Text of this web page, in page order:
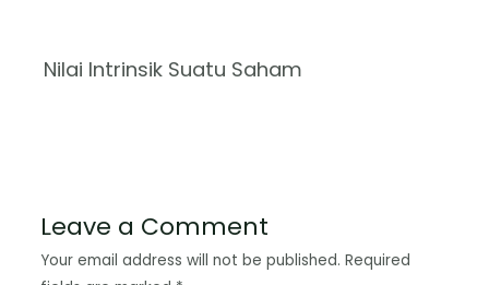
Nilai Intrinsik Suatu Saham
Leave a Comment
Your email address will not be published. Required